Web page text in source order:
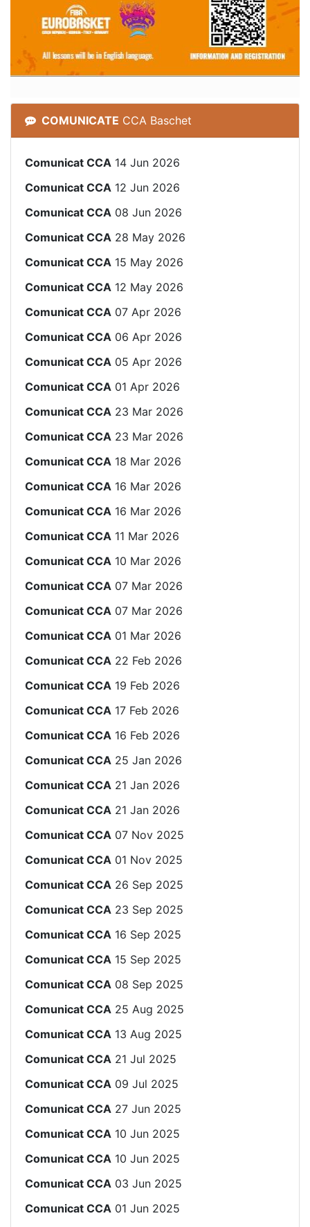
COMUNICATE CCA Baschet
Comunicat CCA 14 Jun 2026
Comunicat CCA 12 Jun 2026
Comunicat CCA 08 Jun 2026
Comunicat CCA 28 May 2026
Comunicat CCA 15 May 2026
Comunicat CCA 12 May 2026
Comunicat CCA 07 Apr 2026
Comunicat CCA 06 Apr 2026
Comunicat CCA 05 Apr 2026
Comunicat CCA 01 Apr 2026
Comunicat CCA 23 Mar 2026
Comunicat CCA 23 Mar 2026
Comunicat CCA 18 Mar 2026
Comunicat CCA 16 Mar 2026
Comunicat CCA 16 Mar 2026
Comunicat CCA 11 Mar 2026
Comunicat CCA 10 Mar 2026
Comunicat CCA 07 Mar 2026
Comunicat CCA 07 Mar 2026
Comunicat CCA 01 Mar 2026
Comunicat CCA 22 Feb 2026
Comunicat CCA 19 Feb 2026
Comunicat CCA 17 Feb 2026
Comunicat CCA 16 Feb 2026
Comunicat CCA 25 Jan 2026
Comunicat CCA 21 Jan 2026
Comunicat CCA 21 Jan 2026
Comunicat CCA 07 Nov 2025
Comunicat CCA 01 Nov 2025
Comunicat CCA 26 Sep 2025
Comunicat CCA 23 Sep 2025
Comunicat CCA 16 Sep 2025
Comunicat CCA 15 Sep 2025
Comunicat CCA 08 Sep 2025
Comunicat CCA 25 Aug 2025
Comunicat CCA 13 Aug 2025
Comunicat CCA 21 Jul 2025
Comunicat CCA 09 Jul 2025
Comunicat CCA 27 Jun 2025
Comunicat CCA 10 Jun 2025
Comunicat CCA 10 Jun 2025
Comunicat CCA 03 Jun 2025
Comunicat CCA 01 Jun 2025